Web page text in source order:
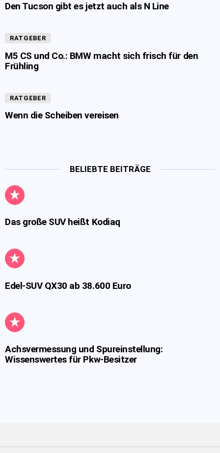
Den Tucson gibt es jetzt auch als N Line
RATGEBER
M5 CS und Co.: BMW macht sich frisch für den
Frühling
RATGEBER
Wenn die Scheiben vereisen
BELIEBTE BEITRÄGE
Das große SUV heißt Kodiaq
Edel-SUV QX30 ab 38.600 Euro
Achsvermessung und Spureinstellung:
Wissenswertes für Pkw-Besitzer